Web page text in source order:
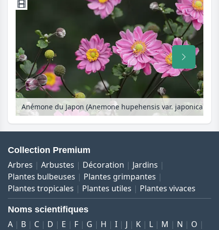
Collection Premium
Arbres Arbustes Décoration
Jardins
Plantes bulbeuses
Plantes grimpantes
Plantes tropicales
Plantes utiles Plantes vivaces
Noms scientifiques
A B C D E F G H I J K L M N
O